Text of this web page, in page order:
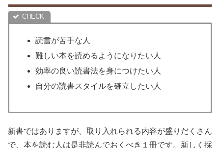
読書が苦手な人
難しい本を読めるようになりたい人
効率の良い読書法を身につけたい人
自分の読書スタイルを確立したい人
新書ではありますが、取り入れられる内容が盛りだくさん
で、本を読む人は是非読んでおくべき１冊です。新しく採